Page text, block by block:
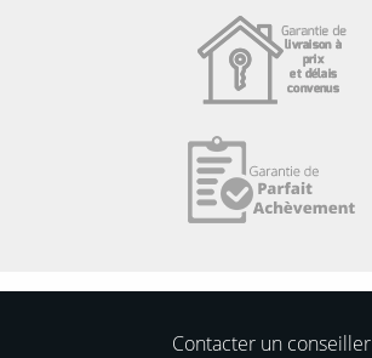
Contacter un conseiller